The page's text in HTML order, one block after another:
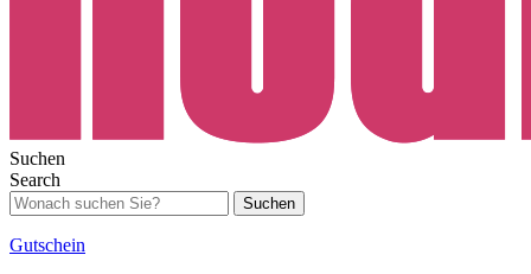
Suchen
Search
Suchen
Gutschein